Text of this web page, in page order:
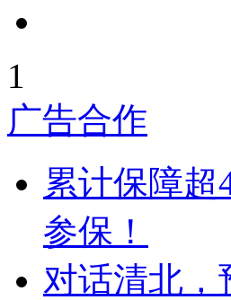
1
广告合作
累计保障超
参保！
对话清北